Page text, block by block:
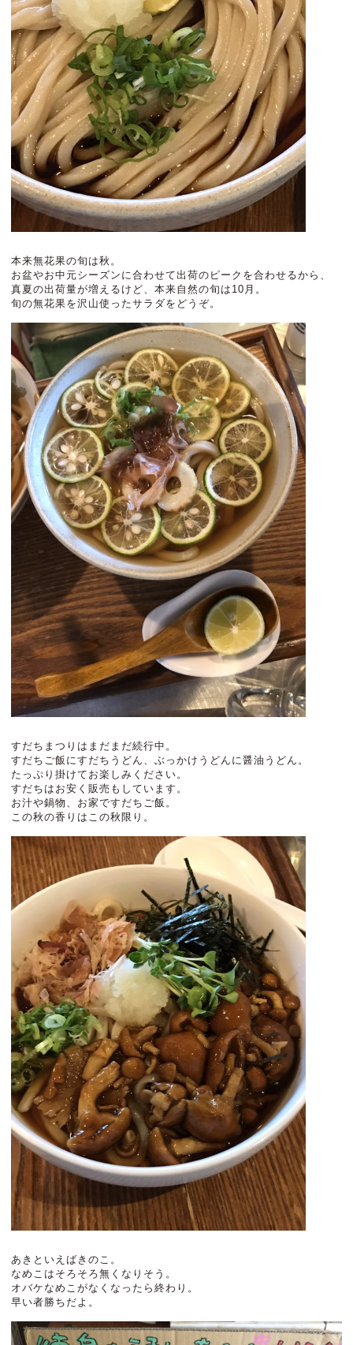
本来無花果の旬は秋。
お盆やお中元シーズンに合わせて出荷のピークを合わせるから、
真夏の出荷量が増えるけど、本来自然の旬は10月。
旬の無花果を沢山使ったサラダをどうぞ。
すだちまつりはまだまだ続行中。
すだちご飯にすだちうどん、ぶっかけうどんに醤油うどん。
たっぷり掛けてお楽しみください。
すだちはお安く販売もしています。
お汁や鍋物、お家ですだちご飯。
この秋の香りはこの秋限り。
あきといえばきのこ。
なめこはそろそろ無くなりそう。
オバケなめこがなくなったら終わり。
早い者勝ちだよ。